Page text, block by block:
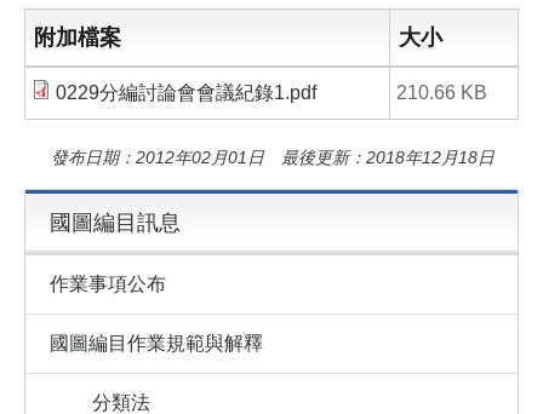
附加檔案 大小
0229分編討論會會議紀錄1.pdf 210.66 KB
發布日期：2012年02月01日 最後更新：2018年12月18日
國圖編目訊息
作業事項公布
國圖編目作業規範與解釋
分類法